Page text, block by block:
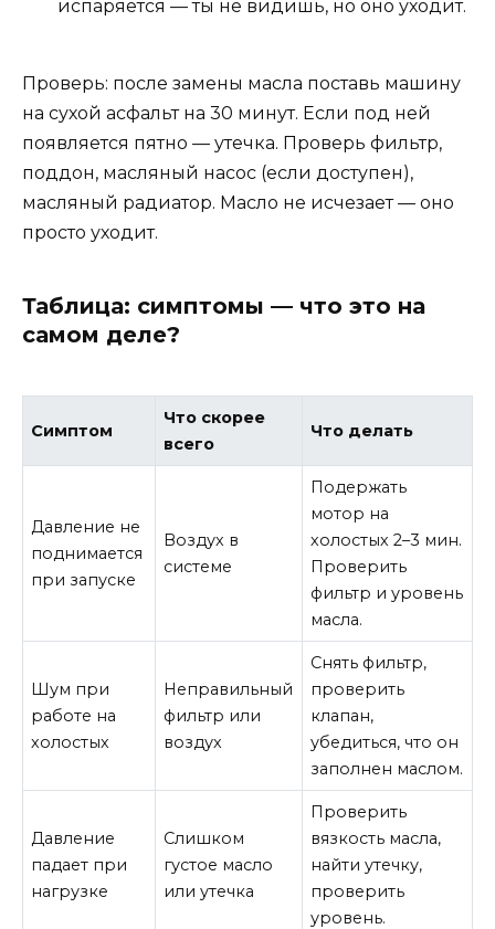
испаряется — ты не видишь, но оно уходит.
Проверь: после замены масла поставь машину
на сухой асфальт на 30 минут. Если под ней
появляется пятно — утечка. Проверь фильтр,
поддон, масляный насос (если доступен),
масляный радиатор. Масло не исчезает — оно
просто уходит.
Таблица: симптомы — что это на
самом деле?
Симптом
Что скорее
всего
Что делать
Давление не
поднимается
при запуске
Воздух в
системе
Подержать
мотор на
холостых 2–3 мин.
Проверить
фильтр и уровень
масла.
Шум при
работе на
холостых
Неправильный
фильтр или
воздух
Снять фильтр,
проверить
клапан,
убедиться, что он
заполнен маслом.
Давление
падает при
нагрузке
Слишком
густое масло
или утечка
Проверить
вязкость масла,
найти утечку,
проверить
уровень.